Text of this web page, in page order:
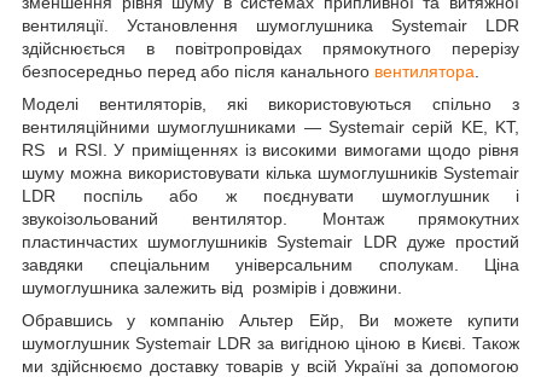
вентиляції. Установлення шумоглушника Systemair LDR
здійснюється в повітропровідах прямокутного перерізу
безпосередньо перед або після канального вентилятора
Моделі вентиляторів, які використовуються спільно з
вентиляційними шумоглушниками — Systemair серій KE, KT,
RS и RSI. У приміщеннях із високими вимогами щодо рівня
шуму можна використовувати кілька шумоглушників Systemair
LDR поспіль або ж поєднувати шумоглушник і
звукоізольований вентилятор. Монтаж прямокутних
пластинчастих шумоглушників Systemair LDR дуже простий
завдяки спеціальним універсальним сполукам. Ціна
шумоглушника залежить від розмірів і довжини.
Обравшись у компанію Альтер Ейр, Ви можете купити
шумоглушник Systemair LDR за вигідною ціною в Києві. Також
ми здійснюємо доставку товарів у всій Україні за допомогою